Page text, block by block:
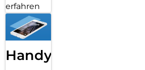
erfahren
Handy